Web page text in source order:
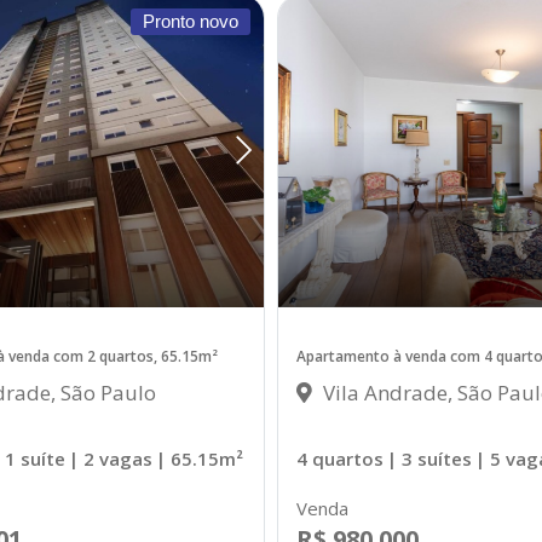
Pronto novo
com 2 quartos, 65.15m²
São Paulo
suíte | 2 vagas | 65.15m²
Apartamento à venda com 4
Vila Andrade, São
4 quartos | 3 suítes | 5
Venda